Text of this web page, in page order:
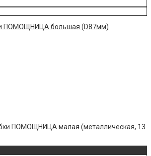
ПОМОЩНИЦА большая (D87мм)